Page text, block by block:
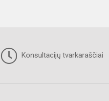
Konsultacijų tvarkaraščiai